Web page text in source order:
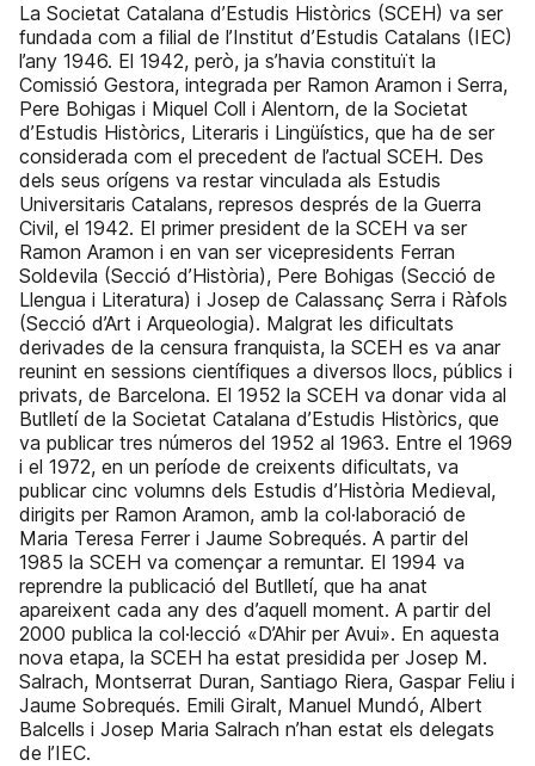
La Societat Catalana d’Estudis Històrics (SCEH) va ser
fundada com a filial de l’Institut d’Estudis Catalans (IEC)
l’any 1946. El 1942, però, ja s’havia constituït la
Comissió Gestora, integrada per Ramon Aramon i Serra,
Pere Bohigas i Miquel Coll i Alentorn, de la Societat
d’Estudis Històrics, Literaris i Lingüístics, que ha de ser
considerada com el precedent de l’actual SCEH. Des
dels seus orígens va restar vinculada als Estudis
Universitaris Catalans, represos després de la Guerra
Civil, el 1942. El primer president de la SCEH va ser
Ramon Aramon i en van ser vicepresidents Ferran
Soldevila (Secció d’Història), Pere Bohigas (Secció de
Llengua i Literatura) i Josep de Calassanç Serra i Ràfols
(Secció d’Art i Arqueologia). Malgrat les dificultats
derivades de la censura franquista, la SCEH es va anar
reunint en sessions científiques a diversos llocs, públics i
privats, de Barcelona. El 1952 la SCEH va donar vida al
Butlletí de la Societat Catalana d’Estudis Històrics, que
va publicar tres números del 1952 al 1963. Entre el 1969
i el 1972, en un període de creixents dificultats, va
publicar cinc volumns dels Estudis d’Història Medieval,
dirigits per Ramon Aramon, amb la col·laboració de
Maria Teresa Ferrer i Jaume Sobrequés. A partir del
1985 la SCEH va començar a remuntar. El 1994 va
reprendre la publicació del Butlletí, que ha anat
apareixent cada any des d’aquell moment. A partir del
2000 publica la col·lecció «D’Ahir per Avui». En aquesta
nova etapa, la SCEH ha estat presidida per Josep M.
Salrach, Montserrat Duran, Santiago Riera, Gaspar Feliu i
Jaume Sobrequés. Emili Giralt, Manuel Mundó, Albert
Balcells i Josep Maria Salrach n’han estat els delegats
de l’IEC.